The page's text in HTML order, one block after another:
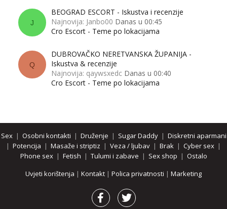
J
BEOGRAD ESCORT - Iskustva i recenzije
Najnovija: Janbo00 Danas u 00:45
Cro Escort - Teme po lokacijama
Q
DUBROVAČKO NERETVANSKA ŽUPANIJA -
Iskustva & recenzije
Najnovija: qaywsxedc Danas u 00:40
Cro Escort - Teme po lokacijama
Sex| Osobni kontakti | Druženje | Sugar Daddy| Diskretni aparmani
| Potencija | Masaže i striptiz | Veza / ljubav | Brak | Cyber sex |
Phone sex| Fetish | Tulumi i zabave | Sex shop | Ostalo
Uvjeti korištenja | Kontakt | Polica privatnosti | Marketing